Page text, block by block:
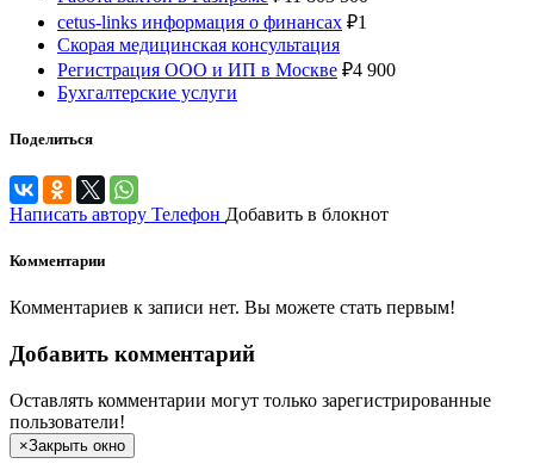
cetus-links информация о финансах ₽1
Скорая медицинская консультация
Регистрация ООО и ИП в Москве ₽4 900
Бухгалтерские услуги
Поделиться
Написать автору Телефон Добавить в блокнот
Комментарии
Комментариев к записи нет. Вы можете стать первым!
Добавить комментарий
Оставлять комментарии могут только зарегистрированные
пользователи!
×Закрыть окно